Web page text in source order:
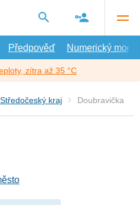
Předpověď Numerický model
zítra až 35 °C
Středočeský kraj Doubravička